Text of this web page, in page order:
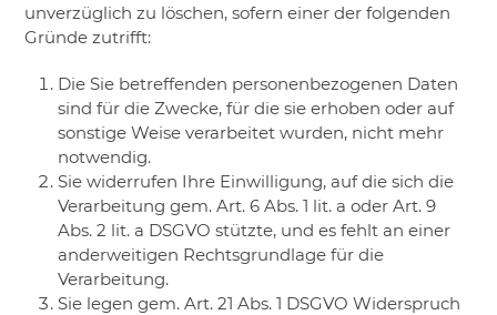
unverzüglich zu löschen, sofern einer der folgenden
Gründe zutrifft:
​Die Sie betreffenden personenbezogenen Daten
sind für die Zwecke, für die sie erhoben oder auf
sonstige Weise verarbeitet wurden, nicht mehr
notwendig.
​Sie widerrufen Ihre Einwilligung, auf die sich die
Verarbeitung gem. Art. 6 Abs. 1 lit. a oder Art. 9
Abs. 2 lit. a DSGVO stützte, und es fehlt an einer
anderweitigen Rechtsgrundlage für die
Verarbeitung.
​Sie legen gem. Art. 21 Abs. 1 DSGVO Widerspruch